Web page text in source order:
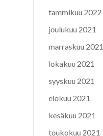
tammikuu 2022
joulukuu 2021
marraskuu 2021
lokakuu 2021
syyskuu 2021
elokuu 2021
kesäkuu 2021
toukokuu 2021